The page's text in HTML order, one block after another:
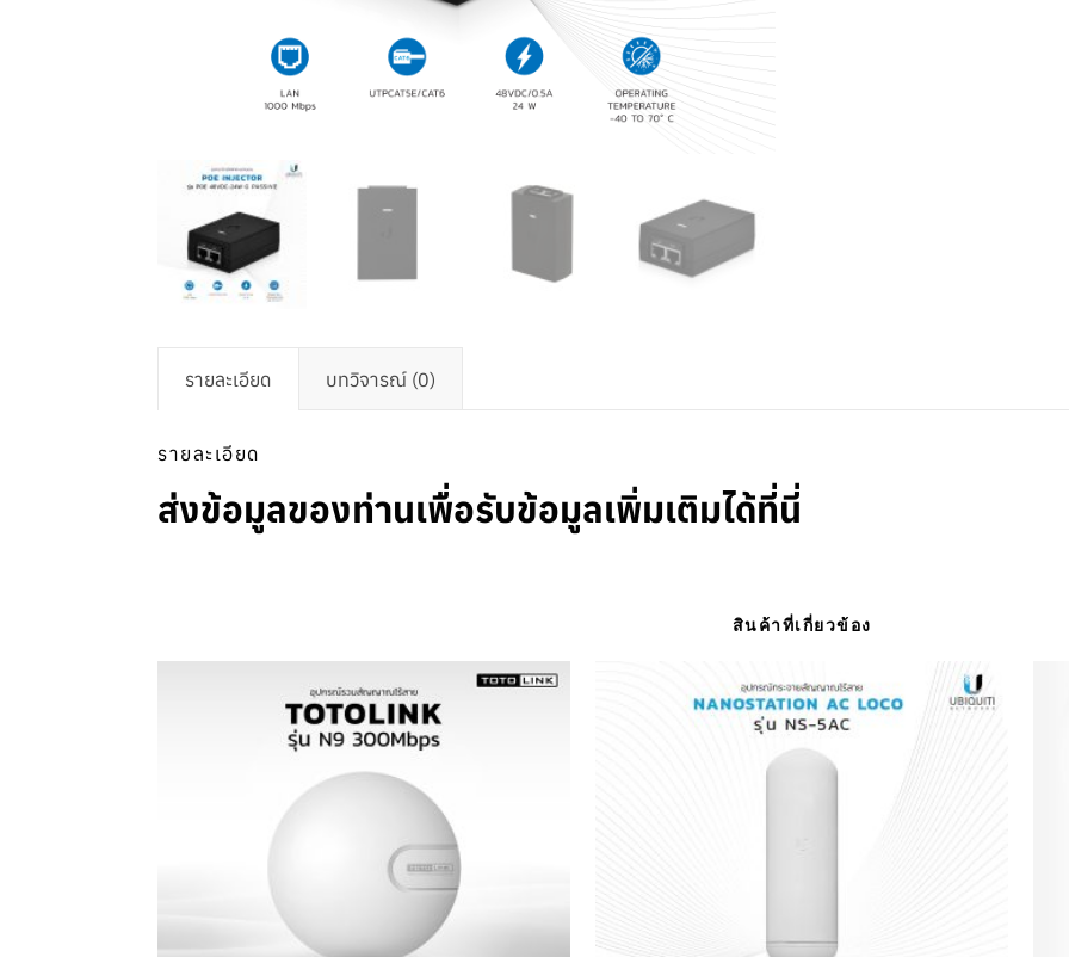
รายละเอียด บทวิจารณ์ (0)
รายละเอียด
ส่งข้อมูลของท่านเพื่อรับข้อมูลเพิ่มเติมได้ที่นี่
สินค้าที่เกี่ยวข้อง